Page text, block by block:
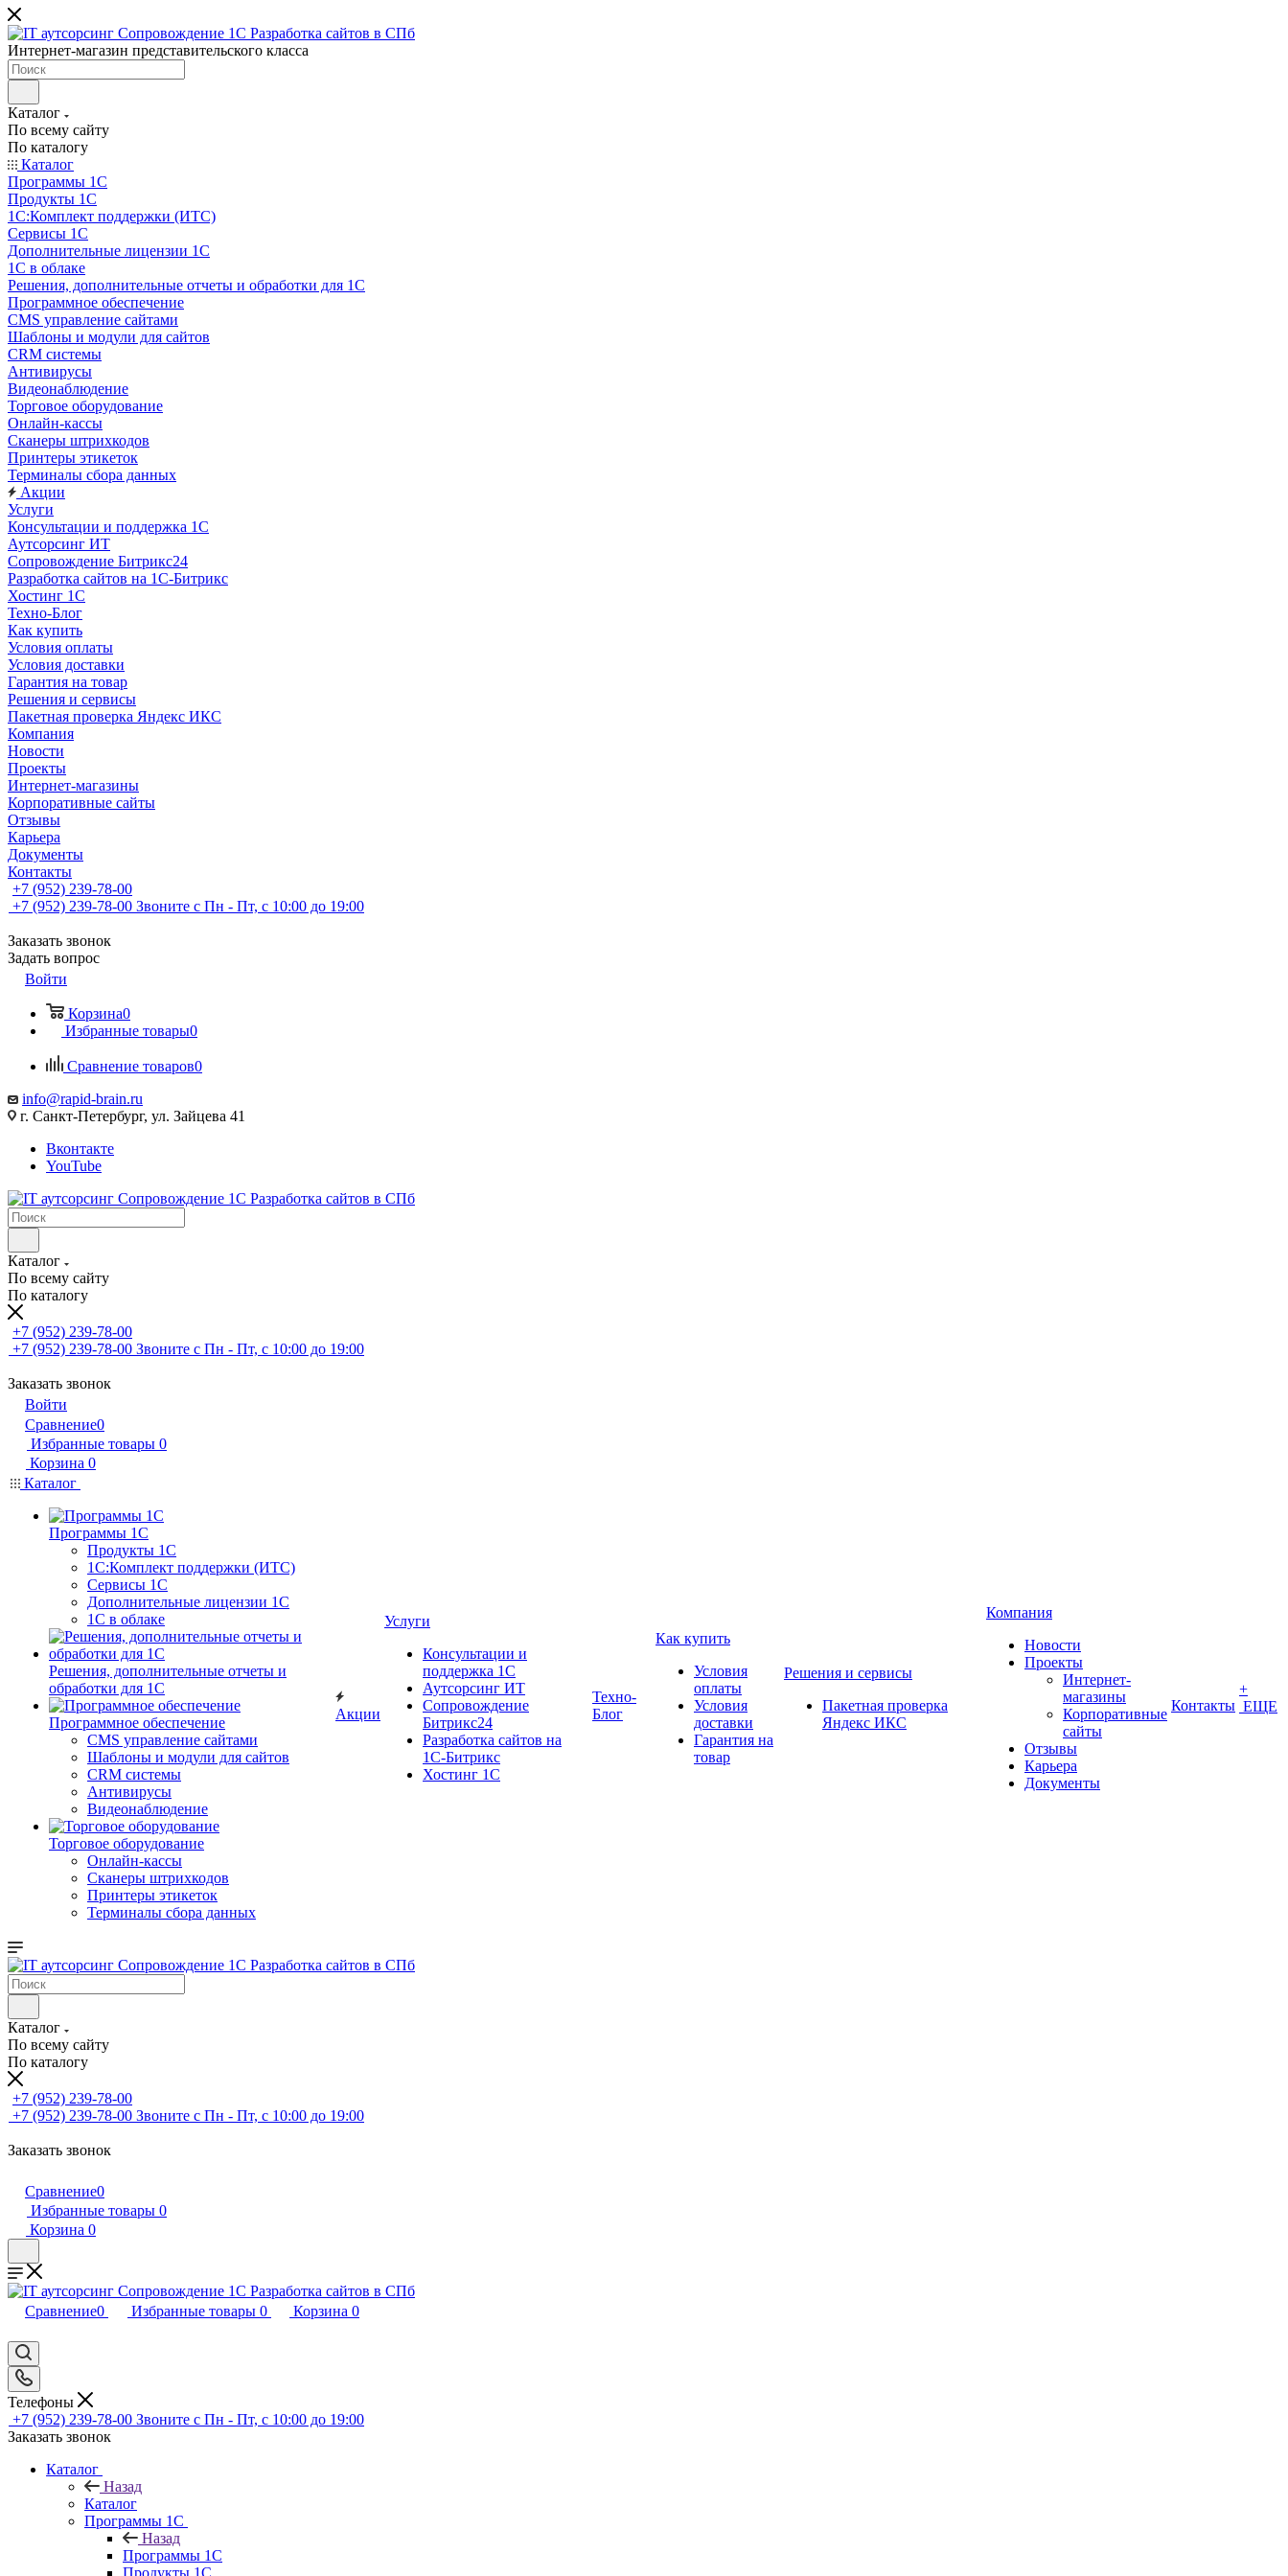
Интернет-магазин представительского класса
Каталог
По всему сайту
По каталогу
Каталог
Программы 1С
Продукты 1С
1С:Комплект поддержки (ИТС)
Сервисы 1С
Дополнительные лицензии 1С
1С в облаке
Решения, дополнительные отчеты и обработки для 1С
Программное обеспечение
CMS управление сайтами
Шаблоны и модули для сайтов
CRM системы
Антивирусы
Видеонаблюдение
Торговое оборудование
Онлайн-кассы
Сканеры штрихкодов
Принтеры этикеток
Терминалы сбора данных
Акции
Услуги
Консультации и поддержка 1C
Аутсорсинг ИТ
Сопровождение Битрикс24
Разработка сайтов на 1С‑Битрикс
Хостинг 1С
Техно-Блог
Как купить
Условия оплаты
Условия доставки
Гарантия на товар
Решения и сервисы
Пакетная проверка Яндекс ИКС
Компания
Новости
Проекты
Интернет-магазины
Корпоративные сайты
Отзывы
Карьера
Документы
Контакты
+7 (952) 239-78-00
+7 (952) 239-78-00 Звоните с Пн - Пт, с 10:00 до 19:00
Заказать звонок
Задать вопрос
Войти
Корзина0
Избранные товары0
Сравнение товаров0
info@rapid-brain.ru
г. Санкт-Петербург, ул. Зайцева 41
Вконтакте
YouTube
Каталог
По всему сайту
По каталогу
+7 (952) 239-78-00
+7 (952) 239-78-00 Звоните с Пн - Пт, с 10:00 до 19:00
Заказать звонок
Войти
Сравнение0
Избранные товары 0
Корзина 0
Каталог
Программы 1С
Продукты 1С
1С:Комплект поддержки (ИТС)
Сервисы 1С
Дополнительные лицензии 1С
1С в облаке
Решения, дополнительные отчеты и
обработки для 1С
Программное обеспечение
CMS управление сайтами
Шаблоны и модули для сайтов
CRM системы
Антивирусы
Видеонаблюдение
Торговое оборудование
Онлайн-кассы
Сканеры штрихкодов
Принтеры этикеток
Терминалы сбора данных
Акции
Услуги
Консультации и
поддержка 1C
Аутсорсинг ИТ
Сопровождение
Битрикс24
Разработка сайтов на
1С‑Битрикс
Хостинг 1С
Техно-
Блог
Как купить
Условия
оплаты
Условия
доставки
Гарантия на
товар
Решения и сервисы
Пакетная проверка
Яндекс ИКС
Компания
Новости
Проекты
Интернет-
магазины
Корпоративные
сайты
Отзывы
Карьера
Документы
Контакты
+
ЕЩЕ
Каталог
По всему сайту
По каталогу
+7 (952) 239-78-00
+7 (952) 239-78-00 Звоните с Пн - Пт, с 10:00 до 19:00
Заказать звонок
Сравнение0
Избранные товары 0
Корзина 0
Сравнение0 Избранные товары 0 Корзина 0
Телефоны
+7 (952) 239-78-00 Звоните с Пн - Пт, с 10:00 до 19:00
Заказать звонок
Каталог
Назад
Каталог
Программы 1С
Назад
Программы 1С
Продукты 1С